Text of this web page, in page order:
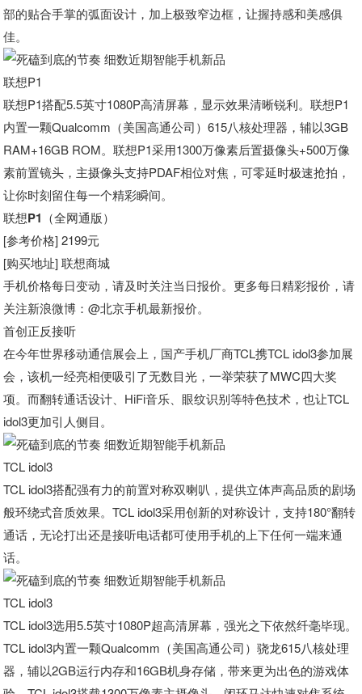
部的贴合手掌的弧面设计，加上极致窄边框，让握持感和美感俱
佳。
联想P1
联想P1搭配5.5英寸1080P高清屏幕，显示效果清晰锐利。联想P1
内置一颗Qualcomm（美国高通公司）615八核处理器，辅以3GB
RAM+16GB ROM。联想P1采用1300万像素后置摄像头+500万像
素前置镜头，主摄像头支持PDAF相位对焦，可零延时极速抢拍，
让你时刻留住每一个精彩瞬间。
联想P1（全网通版）
[参考价格] 2199元
[购买地址] 联想商城
手机价格每日变动，请及时关注当日报价。更多每日精彩报价，请
关注新浪微博 ：@北京手机最新报价。
首创正反接听
在今年世界移动通信展会上，国产手机厂商TCL携TCL idol3参加展
会，该机一经亮相便吸引了无数目光，一举荣获了MWC四大奖
项。而翻转通话设计、HiFi音乐、眼纹识别等特色技术，也让TCL
idol3更加引人侧目。
TCL idol3
TCL idol3搭配强有力的前置对称双喇叭，提供立体声高品质的剧场
般环绕式音质效果。TCL idol3采用创新的对称设计，支持180°翻转
通话，无论打出还是接听电话都可使用手机的上下任何一端来通
话。
TCL idol3
TCL idol3选用5.5英寸1080P超高清屏幕，强光之下依然纤毫毕现。
TCL idol3内置一颗Qualcomm（美国高通公司）骁龙615八核处理
器，辅以2GB运行内存和16GB机身存储，带来更为出色的游戏体